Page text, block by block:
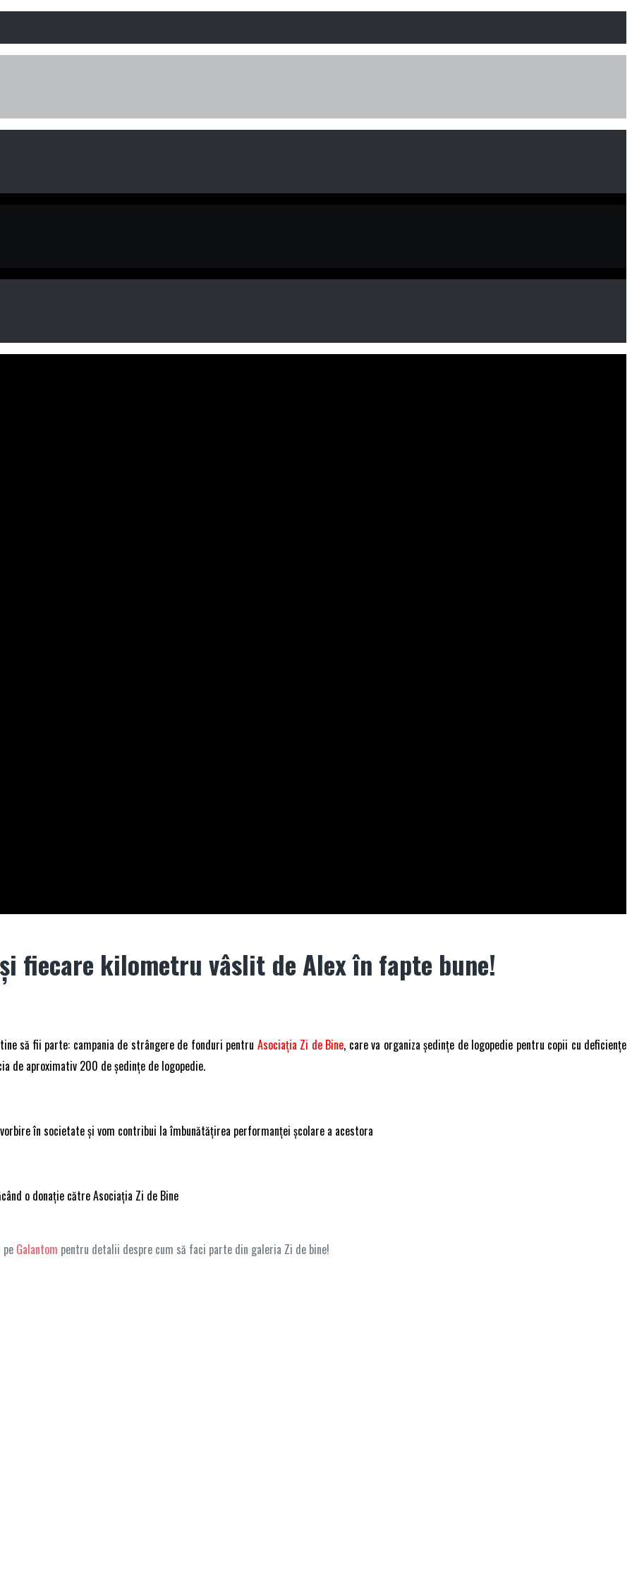
fiecare kilometru vâslit de Alex în fapte bune!
să fii parte: campania de strângere de fonduri pentru Asociația Zi de Bine, care va organiza ședințe de logopedie pentru copii cu deficiențe
de aproximativ 200 de ședințe de logopedie.
în societate și vom contribui la îmbunătățirea performanței școlare a acestora
o donație către Asociația Zi de Bine
pe Galantom pentru detalii despre cum să faci parte din galeria Zi de bine!